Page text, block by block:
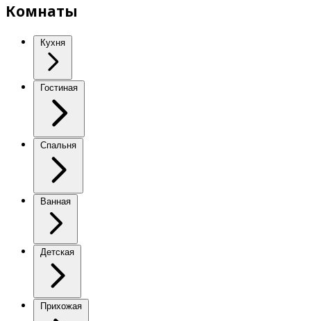
Комнаты
Кухня
Гостиная
Спальня
Ванная
Детская
Прихожая